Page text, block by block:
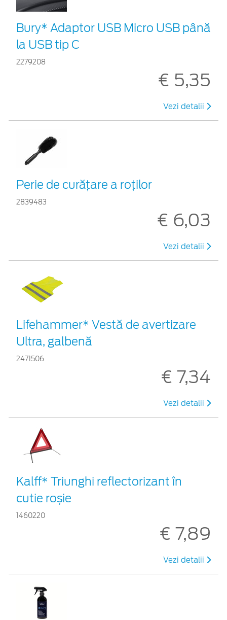
Bury* Adaptor USB Micro USB până
la USB tip C
2279208
€ 5,35
Vezi detalii
Perie de curățare a roților
2839483
€ 6,03
Vezi detalii
Lifehammer* Vestă de avertizare
Ultra, galbenă
2471506
€ 7,34
Vezi detalii
Kalff* Triunghi reflectorizant în
cutie roșie
1460220
€ 7,89
Vezi detalii